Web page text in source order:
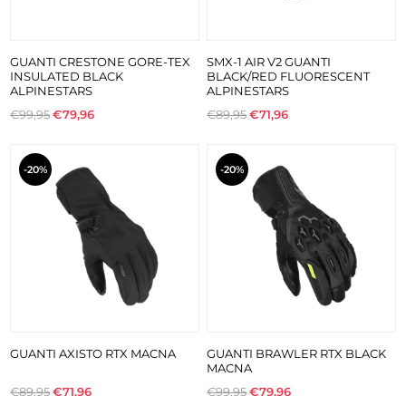
GUANTI CRESTONE GORE-TEX
INSULATED BLACK
ALPINESTARS
€99,95€79,96
SMX-1 AIR V2 GUANTI
BLACK/RED FLUORESCENT
ALPINESTARS
€89,95€71,96
-20%
GUANTI AXISTO RTX MACNA
€89,95€71,96
-20%
GUANTI BRAWLER RTX BLACK
MACNA
€99,95€79,96